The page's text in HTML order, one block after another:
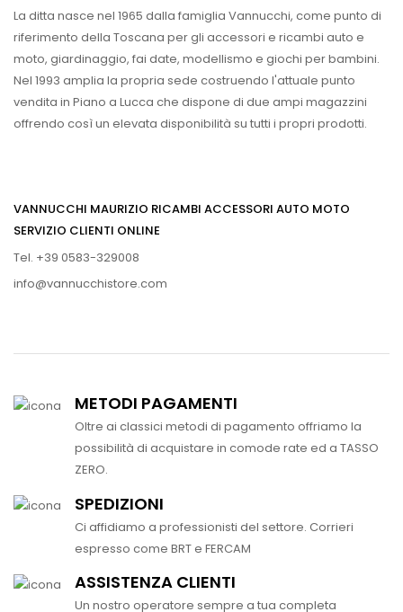
La ditta nasce nel 1965 dalla famiglia Vannucchi, come punto di
riferimento della Toscana per gli accessori e ricambi auto e
moto, giardinaggio, fai date, modellismo e giochi per bambini.
Nel 1993 amplia la propria sede costruendo l'attuale punto
vendita in Piano a Lucca che dispone di due ampi magazzini
offrendo così un elevata disponibilità su tutti i propri prodotti.
VANNUCCHI MAURIZIO RICAMBI ACCESSORI AUTO MOTO
SERVIZIO CLIENTI ONLINE
Tel. +39 0583-329008
info@vannucchistore.com
METODI PAGAMENTI
Oltre ai classici metodi di pagamento offriamo la
possibilità di acquistare in comode rate ed a TASSO
ZERO.
SPEDIZIONI
Ci affidiamo a professionisti del settore. Corrieri
espresso come BRT e FERCAM
ASSISTENZA CLIENTI
Un nostro operatore sempre a tua completa